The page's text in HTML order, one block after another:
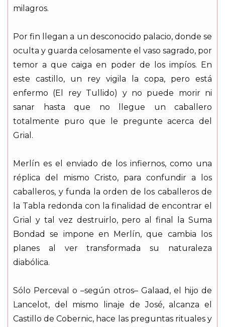
milagros.
Por fin llegan a un desconocido palacio, donde se
oculta y guarda celosamente el vaso sagrado, por
temor a que caiga en poder de los impíos. En
este castillo, un rey vigila la copa, pero está
enfermo (El rey Tullido) y no puede morir ni
sanar hasta que no llegue un caballero
totalmente puro que le pregunte acerca del
Grial.
Merlín es el enviado de los infiernos, como una
réplica del mismo Cristo, para confundir a los
caballeros, y funda la orden de los caballeros de
la Tabla redonda con la finalidad de encontrar el
Grial y tal vez destruirlo, pero al final la Suma
Bondad se impone en Merlín, que cambia los
planes al ver transformada su naturaleza
diabólica.
Sólo Perceval o –según otros– Galaad, el hijo de
Lancelot, del mismo linaje de José, alcanza el
Castillo de Cobernic, hace las preguntas rituales y